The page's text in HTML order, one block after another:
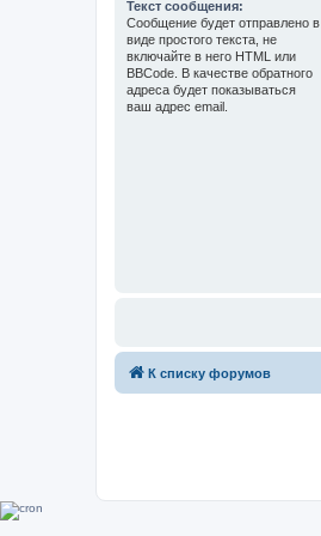
Текст сообщения:
Сообщение будет отправлено в
виде простого текста, не
включайте в него HTML или
BBCode. В качестве обратного
адреса будет показываться
ваш адрес email.
К списку форумов